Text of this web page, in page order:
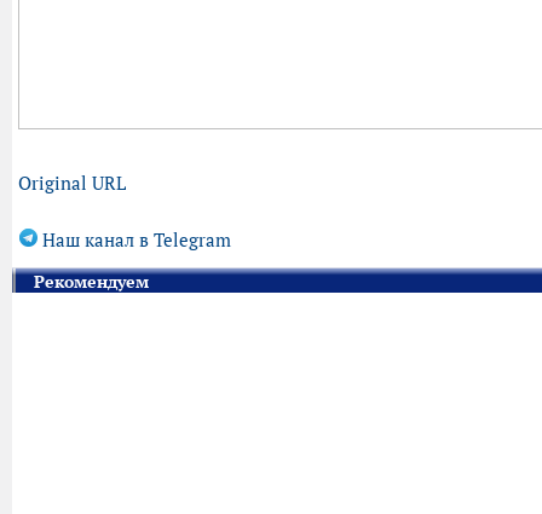
Original URL
Наш канал в Telegram
Рекомендуем